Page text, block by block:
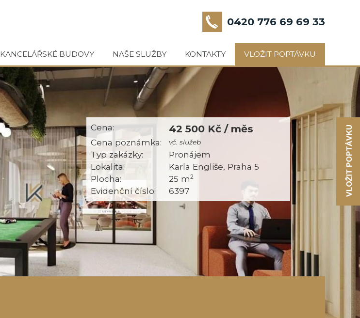
0420 776 69 69 33
KANCELÁŘSKÉ BUDOVY NAŠE SLUŽBY KONTAKTY VLOŽIT POPTÁVKU
Cena: 42 500 Kč / měs
Cena poznámka: vč. služeb
Typ zakázky:
Pronájem
Lokalita:
Karla Engliše, Praha 5
Plocha:
25 m2
Evidenční číslo: 6397